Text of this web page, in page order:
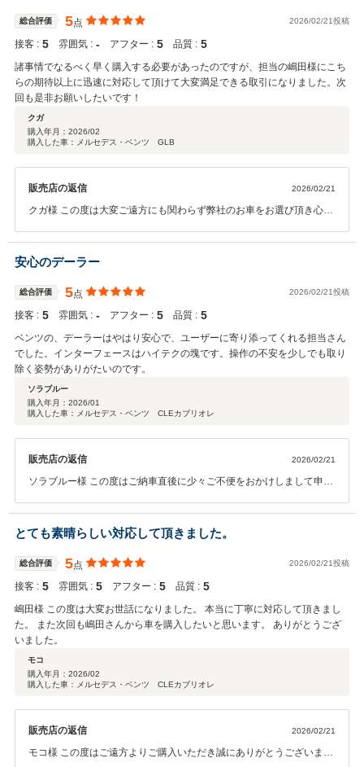
総合評価 5点 2026/02/21投稿
接客 : 5 雰囲気 : ‐ アフター : 5 品質 : 5
諸事情でなるべく早く購入する必要があったのですが、担当の嶋田様にこち
らの期待以上に迅速に対応して頂けて大変満足できる取引になりました。次
回も是非お願いしたいです！
クガ
購入年月： 2026/02
購入した車：メルセデス・ベンツ GLB
販売店の返信 2026/02/21
クガ様 この度は大変ご遠方にも関わらず弊社のお車をお選び頂き心よ
車もお気に召していただいたようで安心しました。 メンテナンスや万
が一の不具合等が起きた場合もサポートさせて頂きます。 今後ともよ
安心のデーラー
総合評価 5点 2026/02/21投稿
接客 : 5 雰囲気 : ‐ アフター : 5 品質 : 5
ベンツの、デーラーはやはり安心で、ユーザーに寄り添ってくれる担当さん
でした。インターフェースはハイテクの塊です。操作の不安を少しでも取り
除く姿勢がありがたいのです。
ソラブルー
購入年月： 2026/01
購入した車：メルセデス・ベンツ CLEカブリオレ
販売店の返信 2026/02/21
ソラブルー様 この度はご納車直後に少々ご不便をおかけしまして申し
に存じます。 ナビなどのハードウェアは進化していますが複雑で機能
が多すぎることもあり慣れるまでにお時間がかかるかと思います。 今
後もサポートさせて頂きますのでご不明な点ございましたらお気軽に
お申し付けください。 よろしくお願いいたします。
とても素晴らしい対応して頂きました。
総合評価 5点 2026/02/21投稿
接客 : 5 雰囲気 : 5 アフター : 5 品質 : 5
嶋田様 この度は大変お世話になりました。 本当に丁寧に対応して頂きまし
た。 また次回も嶋田さんから車を購入したいと思います。 ありがとうござ
いました。
モコ
購入年月： 2026/02
購入した車：メルセデス・ベンツ CLEカブリオレ
販売店の返信 2026/02/21
モコ様 この度はご遠方よりご購入いただき誠にありがとうございま